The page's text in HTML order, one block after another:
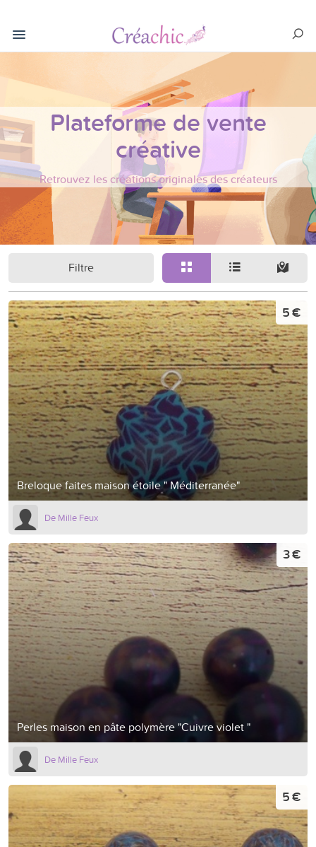
Plateforme de vente
créative
Retrouvez les créations originales des créateurs
Filtre
Breloque faites maison étoile " Méditerranée"
5 €
De Mille Feux
Perles maison en pâte polymère "Cuivre violet "
3 €
De Mille Feux
5 €